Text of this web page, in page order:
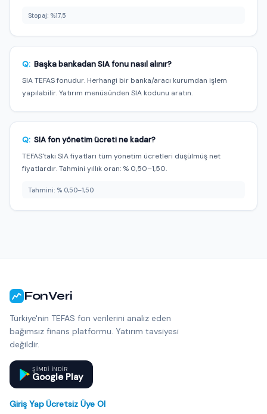
Stopaj: %17,5
Q: Başka bankadan SIA fonu nasıl alınır?
SIA TEFAS fonudur. Herhangi bir banka/aracı kurumdan işlem
yapılabilir. Yatırım menüsünden SIA kodunu aratın.
Q: SIA fon yönetim ücreti ne kadar?
TEFAS'taki SIA fiyatları tüm yönetim ücretleri düşülmüş net
fiyatlardır. Tahmini yıllık oran: % 0,50–1,50.
Tahmini: % 0,50–1,50
FonVeri
Türkiye'nin TEFAS fon verilerini analiz eden
bağımsız finans platformu. Yatırım tavsiyesi
değildir.
ŞIMDI INDIR
Google Play
Giriş Yap·Ücretsiz Üye Ol